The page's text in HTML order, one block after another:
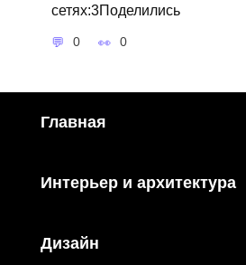
сетях:3Поделились
0 0
Главная
Интерьер и архитектура
Дизайн